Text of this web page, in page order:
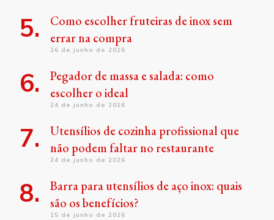
Como escolher fruteiras de inox sem
errar na compra
26 de junho de 2026
Pegador de massa e salada: como
escolher o ideal
24 de junho de 2026
Utensílios de cozinha profissional que
não podem faltar no restaurante
24 de junho de 2026
Barra para utensílios de aço inox: quais
são os benefícios?
15 de junho de 2026